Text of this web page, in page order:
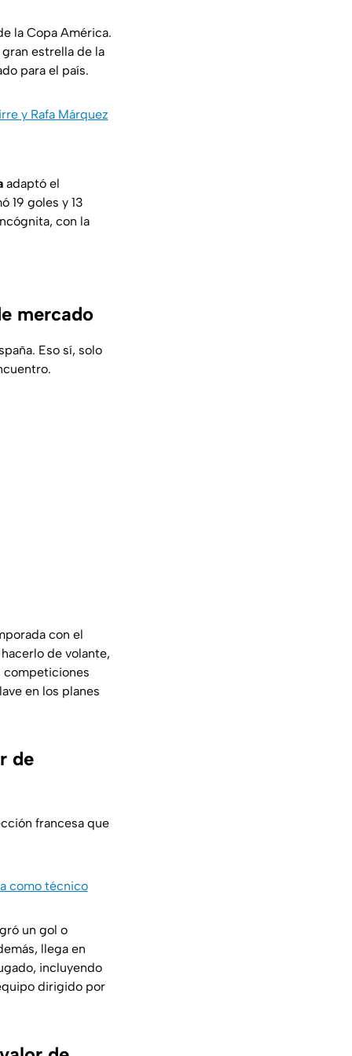
la Copa América.
estrella de la
para el país.
y Rafa Márquez
adaptó el
19 goles y 13
con la
mercado
Eso sí, solo
con el
de volante,
competiciones
en los planes
de
francesa que
como técnico
un gol o
llega en
incluyendo
dirigido por